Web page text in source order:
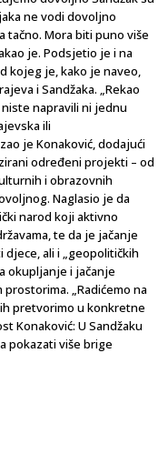
ne vodi dovoljno
tačno. Mora biti puno više
je. Podsjetio je i na
kojeg je, kako je naveo,
i Sandžaka. „Rekao
napravili ni jednu
ili
je Konaković, dodajući
određeni projekti – od
i obrazovnih
Naglasio je da
narod koji aktivno
te da je jačanje
ali i „geopolitičkih
okupljanje i jačanje
„Radićemo na
pretvorimo u konkretne
Konaković: U Sandžaku
pokazati više brige